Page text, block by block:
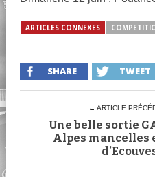
ARTICLES CONNEXES
SHARE TWEET
← ARTICLE
Une belle sortie
Alpes mancelles